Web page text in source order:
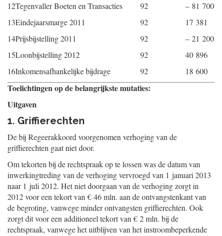
12Tegenvaller Boeten en Transacties 92
– 81 700
13Eindejaarsmarge 2011 92
17 381
14Prijsbijstelling 2011 92
– 21 200
15Loonbijstelling 2012 92
40 896
16Inkomensafhankelijke bijdrage 92 18 600
Toelichtingen op de belangrijkste mutaties:
Uitgaven
1. Griffierechten
De bij Regeerakkoord voorgenomen verhoging van de
griffierechten gaat niet door.
Om tekorten bij de rechtspraak op te lossen was de datum van
inwerkingtreding van de verhoging vervroegd van 1 januari 2013
naar 1 juli 2012. Het niet doorgaan van de verhoging zorgt in
2012 voor een tekort van € 46 mln. aan de ontvangstenkant van
de begroting, vanwege minder ontvangsten griffierechten. Ook
zorgt dit voor een additioneel tekort van € 2 mln. bij de
rechtspraak, vanwege het uitblijven van het instroombeperkende